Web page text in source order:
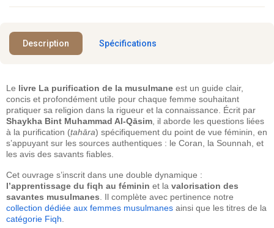
Description Spécifications
Le livre La purification de la musulmane est un guide clair,
concis et profondément utile pour chaque femme souhaitant
pratiquer sa religion dans la rigueur et la connaissance. Écrit par
Shaykha Bint Muhammad Al-Qāsim , il aborde les questions liées
à la purification (ṭahāra) spécifiquement du point de vue féminin, en
s’appuyant sur les sources authentiques : le Coran, la Sounnah, et
les avis des savants fiables.
Cet ouvrage s’inscrit dans une double dynamique :
l’apprentissage du fiqh au féminin et la valorisation des
savantes musulmanes . Il complète avec pertinence notre
collection dédiée aux femmes musulmanes ainsi que les titres de la
catégorie Fiqh